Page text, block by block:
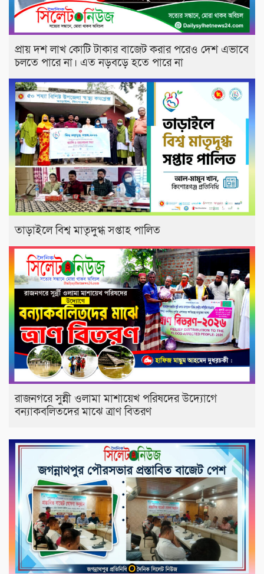
প্রায় দশ লাখ কোটি টাকার বাজেট করার পরেও দেশ এভাবে
চলতে পারে না। এত নড়বড়ে হতে পারে না
তাড়াইলে বিশ্ব মাতৃদুগ্ধ সপ্তাহ পালিত
রাজনগরে সুন্নী ওলামা মাশায়েখ পরিষদের উদ্যোগে
বন্যাকবলিতদের মাঝে ত্রাণ বিতরণ